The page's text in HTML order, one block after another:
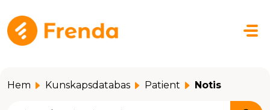
Hoppa över till huvudinnehåll
Hem Kunskapsdatabas Patient Notis